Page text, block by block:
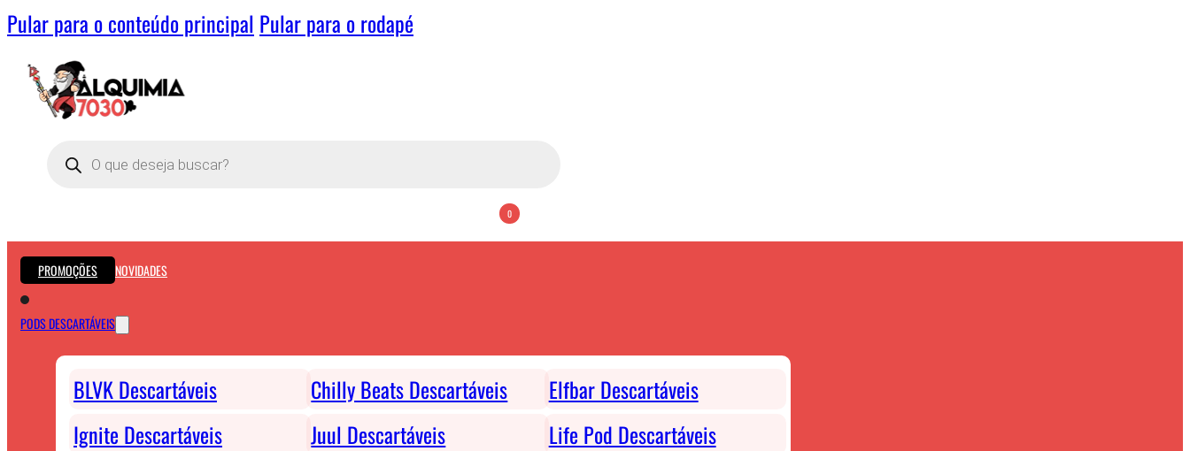
Pular para o conteúdo principal Pular para o rodapé
Pesquisar
produtos
0
PROMOÇÕES NOVIDADES
PODS DESCARTÁVEIS
BLVK Descartáveis Chilly Beats Descartáveis
Elfbar Descartáveis
Ignite Descartáveis
Juul Descartáveis
Life Pod Descartáveis